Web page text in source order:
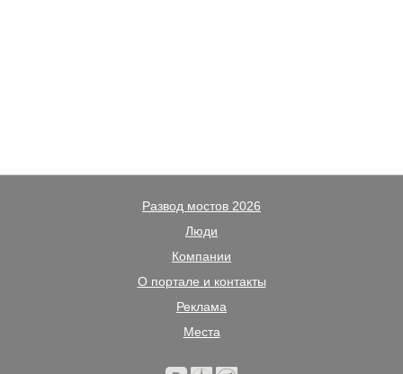
Развод мостов 2026
Люди
Компании
О портале и контакты
Реклама
Места